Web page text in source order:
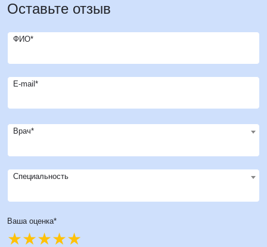
Оставьте отзыв
ФИО*
E-mail*
Врач*
Специальность
Ваша оценка*